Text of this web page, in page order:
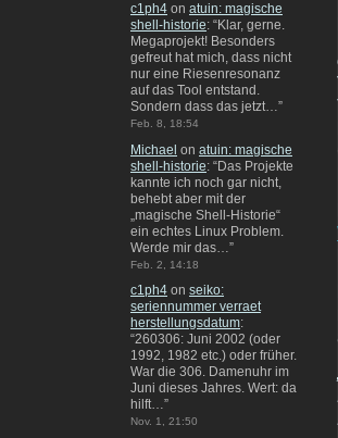
c1ph4 on atuin: magische
shell-historie: “Klar, gerne.
Megaprojekt! Besonders
gefreut hat mich, dass nicht
nur eine Riesenresonanz
auf das Tool entstand.
Sondern dass das jetzt…”
Feb. 8, 18:54
Michael on atuin: magische
shell-historie: “Das Projekte
kannte ich noch gar nicht,
behebt aber mit der
„magische Shell-Historie“
ein echtes Linux Problem.
Werde mir das… ”
Feb. 2, 14:18
c1ph4 on seiko:
seriennummer verraet
herstellungsdatum:
“260306: Juni 2002 (oder
1992, 1982 etc.) oder früher.
War die 306. Damenuhr im
Juni dieses Jahres. Wert: da
hilft…”
Nov. 1, 21:50